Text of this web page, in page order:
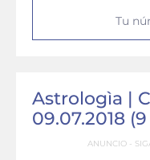
Tu
Astrologìa |
09.07.2018
ANUNCIO -